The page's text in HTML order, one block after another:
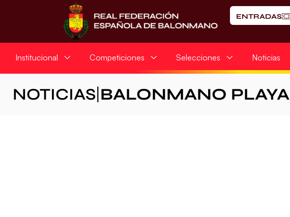
ENTRADAS
Institucional Competiciones Selecciones Noticias
NOTICIAS BALONMANO PLAYA